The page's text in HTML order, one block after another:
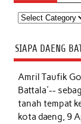
Kategori
SIAPA DAENG
Amril Taufik
Battala'--
tanah tempat
kota daeng, 9